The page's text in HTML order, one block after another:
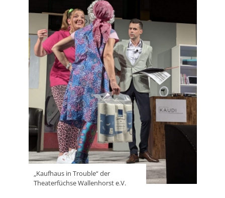
„Kaufhaus in Trouble“ der
Theaterfüchse Wallenhorst e.V.